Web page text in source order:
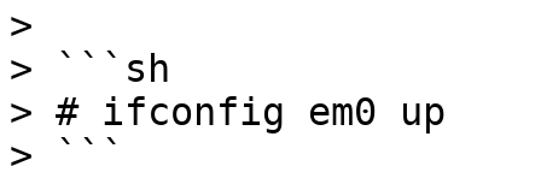
>
> ```sh
> # ifconfig em0 up
> ```